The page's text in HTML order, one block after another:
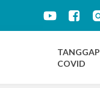
TANGGAP
COVID